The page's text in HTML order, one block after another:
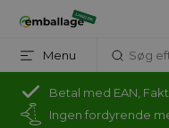
Menu
Betal med EAN,
Ingen fordyrende